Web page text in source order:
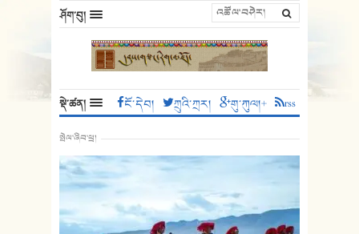
ཤོག་བུ།
སྡེ་ཚན། ངོ་དེབ། ཀྲུའི་ཀྲར། གུ་ཀུལ།+ rss
སྤེལ་ཞིབ་ཕྲ།